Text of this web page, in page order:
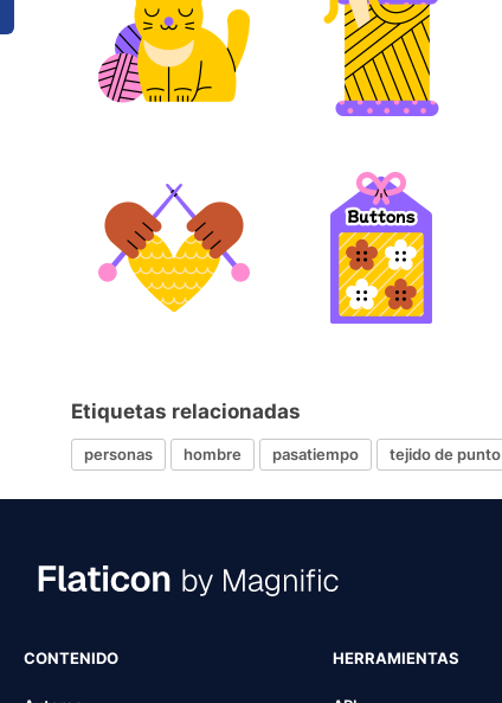
Etiquetas relacionadas
personas hombre pasatiempo tejido de punto
CONTENIDO HERRAMIENTAS